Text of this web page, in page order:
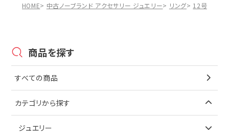
HOME
中古ノーブランド アクセサリー ジュエリー リング 12号
商品を探す
すべての商品
カテゴリから探す
ジュエリー